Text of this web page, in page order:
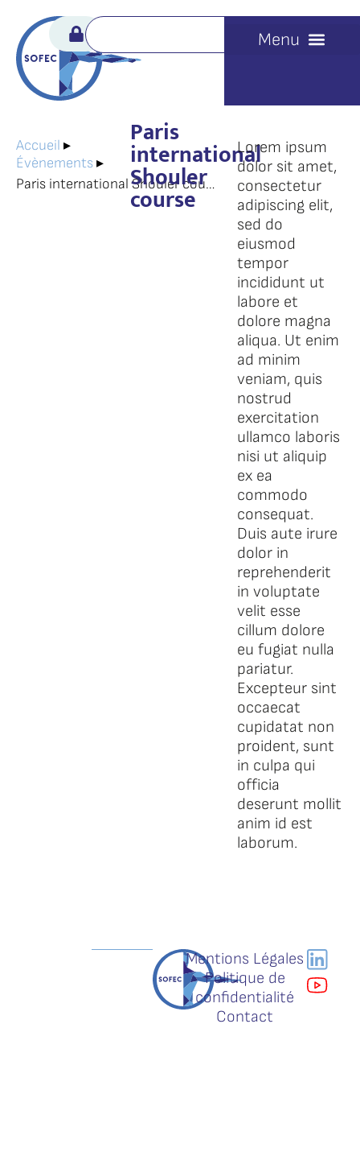
Accueil ▸
Évènements▸
Paris international Shouler course
Paris
international
Shouler
course
Lorem ipsum
dolor sit amet,
consectetur
adipiscing elit,
sed do
eiusmod
tempor
incididunt ut
labore et
dolore magna
aliqua. Ut enim
ad minim
veniam, quis
nostrud
exercitation
ullamco laboris
nisi ut aliquip
ex ea
commodo
consequat.
Duis aute irure
dolor in
reprehenderit
in voluptate
velit esse
cillum dolore
eu fugiat nulla
pariatur.
Excepteur sint
occaecat
cupidatat non
proident, sunt
in culpa qui
officia
deserunt mollit
anim id est
laborum.
Mentions Légales
Politique de
confidentialité
Contact